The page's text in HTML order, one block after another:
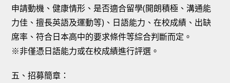
申請動機、健康情形、是否適合留學(開朗積極、溝通能
力佳、擅長英語及運動等)、日語能力、在校成績、出缺
席率、符合日本高中的要求條件等綜合判斷而定。
※非僅憑日語能力或在校成績進行評選。
五、招募簡章：